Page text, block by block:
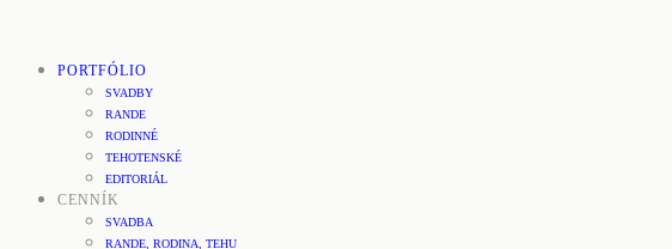
PORTFÓLIO
SVADBY
RANDE
RODINNÉ
TEHOTENSKÉ
EDITORIÁL
CENNÍK
SVADBA
RANDE, RODINA, TEHU